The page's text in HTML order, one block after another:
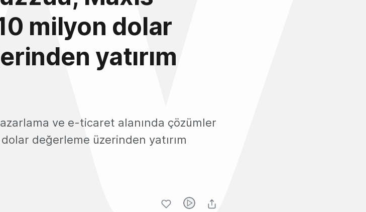
milyon dolar
yatırım
ve e-ticaret alanında çözümler
değerleme üzerinden yatırım